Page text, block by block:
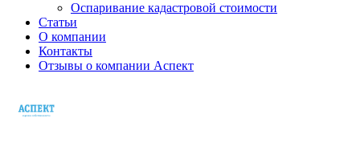
Оспаривание кадастровой стоимости
Статьи
О компании
Контакты
Отзывы о компании Аспект